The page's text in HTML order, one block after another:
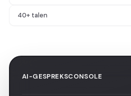
40+ talen
AI-GESPREKSCONSOLE